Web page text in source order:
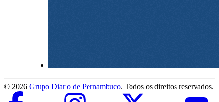
© 2026 Grupo Diario de Pernambuco. Todos os direitos reservados.